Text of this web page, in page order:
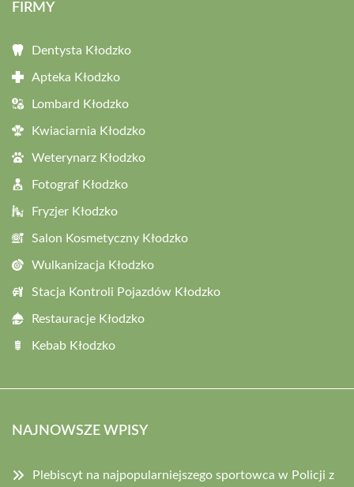
FIRMY
Dentysta Kłodzko
Apteka Kłodzko
Lombard Kłodzko
Kwiaciarnia Kłodzko
Weterynarz Kłodzko
Fotograf Kłodzko
Fryzjer Kłodzko
Salon Kosmetyczny Kłodzko
Wulkanizacja Kłodzko
Stacja Kontroli Pojazdów Kłodzko
Restauracje Kłodzko
Kebab Kłodzko
NAJNOWSZE WPISY
Plebiscyt na najpopularniejszego sportowca w Policji z